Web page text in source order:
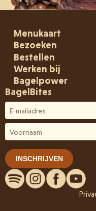
Menukaart
Bezoeken
Bestellen
Werken bij
Bagelpower
BagelBites